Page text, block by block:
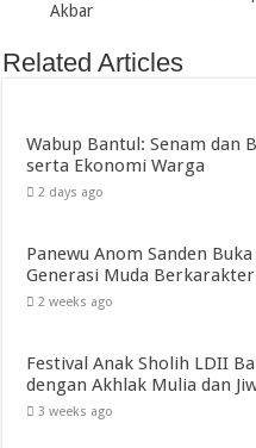
Akbar
Related Articles
Wabup Bantul: Senam dan
serta Ekonomi Warga
2 days ago
Panewu Anom Sanden
Generasi Muda
2 weeks ago
Festival Anak Sholih LDII
dengan Akhlak Mulia dan
3 weeks ago